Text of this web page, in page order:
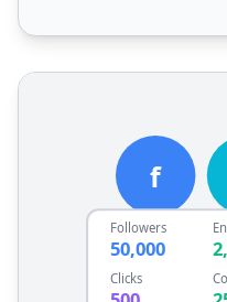
Social Media ROI